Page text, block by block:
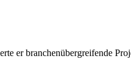
er branchenübergreifende